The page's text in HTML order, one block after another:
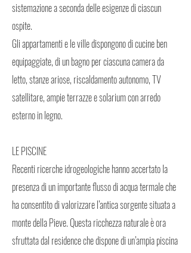
sistemazione a seconda delle esigenze di ciascun
ospite.
Gli appartamenti e le ville dispongono di cucine ben
equipaggiate, di un bagno per ciascuna camera da
letto, stanze ariose, riscaldamento autonomo, TV
satellitare, ampie terrazze e solarium con arredo
esterno in legno.
LE PISCINE
Recenti ricerche idrogeologiche hanno accertato la
presenza di un importante flusso di acqua termale che
ha consentito di valorizzare l’antica sorgente situata a
monte della Pieve. Questa ricchezza naturale è ora
sfruttata dal residence che dispone di un’ampia piscina